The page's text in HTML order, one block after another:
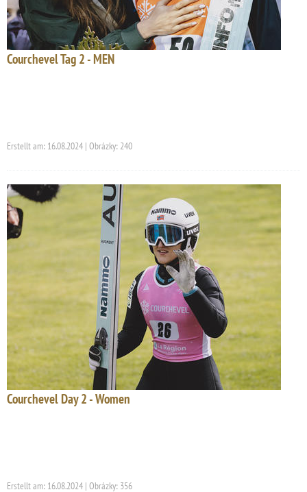
Courchevel Tag 2 - MEN
Erstellt am: 16.08.2024 | Obrázky: 240
Courchevel Day 2 - Women
Erstellt am: 16.08.2024 | Obrázky: 356